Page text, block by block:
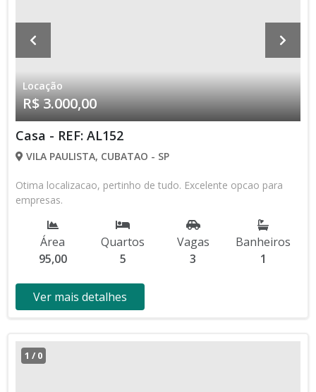
Locação
R$ 3.000,00
Casa - REF: AL152
VILA PAULISTA, CUBATAO - SP
Otima localizacao, pertinho de tudo. Excelente opcao para
empresas.
Área
95,00
Quartos
5
Vagas
3
Banheiros
1
Ver mais detalhes
1 / 0